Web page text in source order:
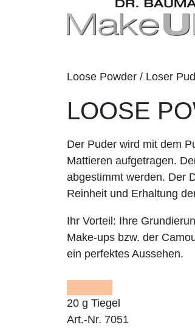
Loose Powder / Loser
LOOSE
Der Puder wird mit dem
Mattieren aufgetragen.
abgestimmt werden. Der
Reinheit und Erhaltung
Ihr Vorteil: Ihre
Make-ups bzw. der
ein perfektes Aussehen.
20 g Tiegel
Art.-Nr. 7051